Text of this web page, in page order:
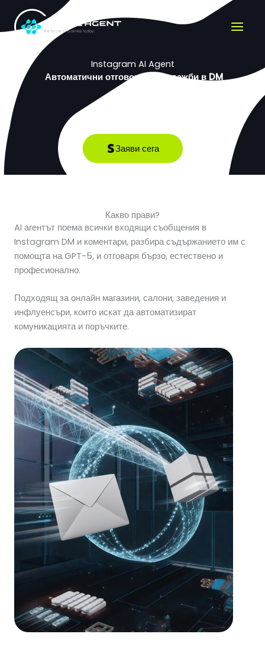
Премини
към
съдържанието
Instagram AI Agent
Автоматични отговори и продажби в DM
Заяви сега
Какво прави?
AI агентът поема всички входящи съобщения в
Instagram DM и коментари, разбира съдържанието им с
помощта на GPT-5, и отговаря бързо, естествено и
професионално.
Подходящ за онлайн магазини, салони, заведения и
инфлуенсъри, които искат да автоматизират
комуникацията и поръчките.